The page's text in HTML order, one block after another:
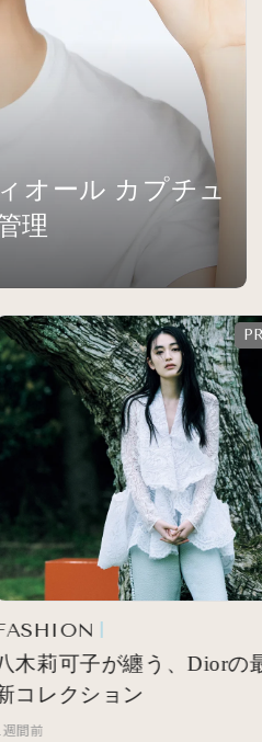
オール カプチュ
理
木莉可子が纏う、Diorの最
コレクション
間前